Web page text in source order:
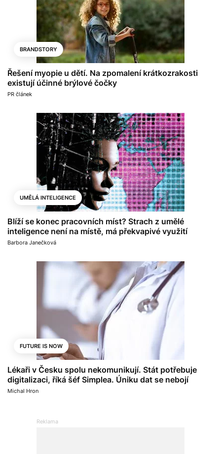
BRANDSTORY
Řešení myopie u dětí. Na zpomalení krátkozrakosti
existují účinné brýlové čočky
PR článek
UMĚLÁ INTELIGENCE
Blíží se konec pracovních míst? Strach z umělé
inteligence není na místě, má překvapivé využití
Barbora Janečková
FUTURE IS NOW
Lékaři v Česku spolu nekomunikují. Stát potřebuje
digitalizaci, říká šéf Simplea. Úniku dat se nebojí
Michal Hron